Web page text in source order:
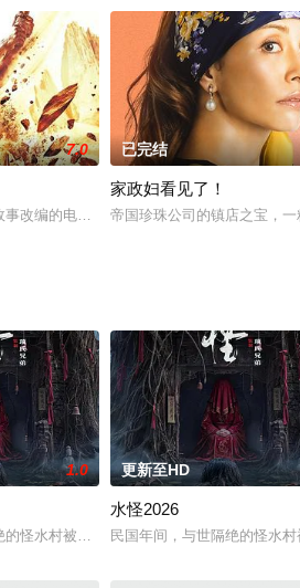
因朋友引诱，加入帮派拥有的球队，学校的
7.0
改编的电影，影片讲述了一位印度农民曼吉
已完结
家政妇看见了！
帝国珍珠公司的镇店之宝，一
1000 天无法出门。在资源消耗殆尽与未知神
1.0
怪水村被湖中“水猴子”所扰。此物实为濒危
更新至HD
水怪2026
民国年间，与世隔绝的怪水